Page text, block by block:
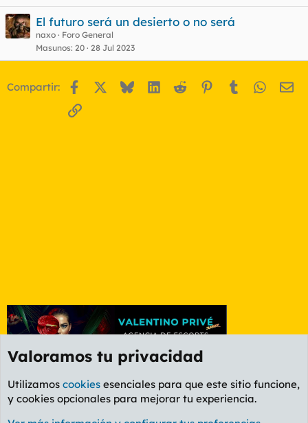
El futuro será un desierto o no será
naxo
Foro General
Masunos 20 28 Jul 2023
Compartir: Facebook BlueskyLinkedIn
Reddit Pinterest
Tumblr
Enlace
Foro General
Valoramos tu privacidad
Utilizamos cookies esenciales para que este sitio funcione,
y cookies opcionales para mejorar tu experiencia.